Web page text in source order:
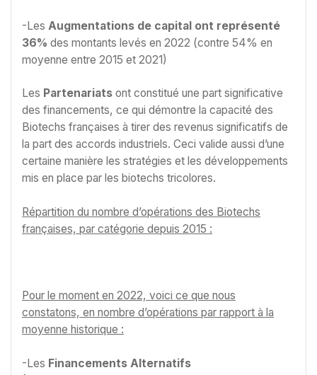
-Les Augmentations de capital ont représenté
36% des montants levés en 2022 (contre 54% en
moyenne entre 2015 et 2021)
Les Partenariats ont constitué une part significative
des financements, ce qui démontre la capacité des
Biotechs françaises à tirer des revenus significatifs de
la part des accords industriels. Ceci valide aussi d’une
certaine manière les stratégies et les développements
mis en place par les biotechs tricolores.
Répartition du nombre d’opérations des Biotechs
françaises, par catégorie depuis 2015 :
Pour le moment en 2022, voici ce que nous
constatons, en nombre d’opérations par rapport à la
moyenne historique :
-Les Financements Alternatifs